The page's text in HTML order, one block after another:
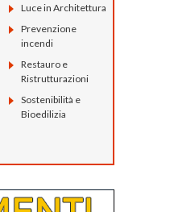
Luce in Architettura
Prevenzione
incendi
Restauro e
Ristrutturazioni
Sostenibilità e
Bioedilizia